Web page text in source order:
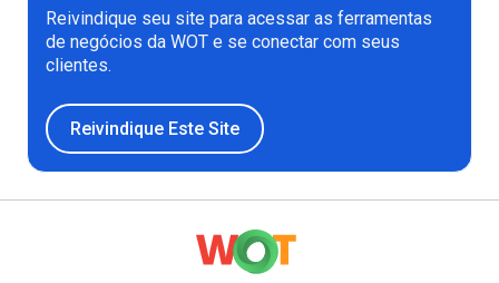
Reivindique seu site para acessar as ferramentas
de negócios da WOT e se conectar com seus
clientes.
Reivindique Este Site